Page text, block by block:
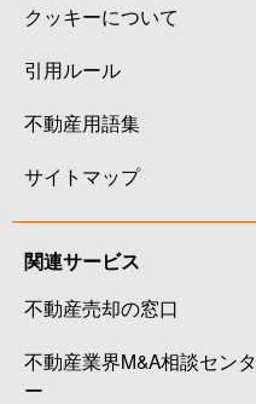
クッキーについて
引用ルール
不動産用語集
サイトマップ
関連サービス
不動産売却の窓口
不動産業界M&A相談センタ
ー